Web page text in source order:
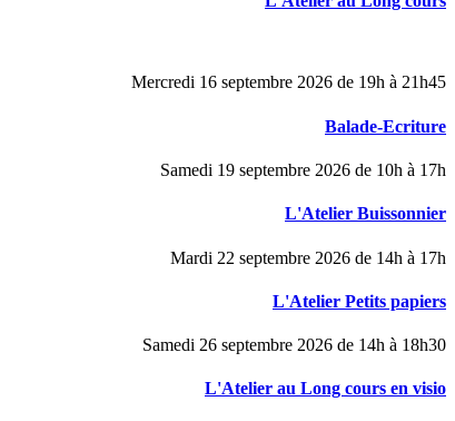
Mercredi 16 septembre 2026 de 19h à 21h45
Balade-Ecriture
Samedi 19 septembre 2026 de 10h à 17h
L'Atelier Buissonnier
Mardi 22 septembre 2026 de 14h à 17h
L'Atelier Petits papiers
Samedi 26 septembre 2026 de 14h à 18h30
L'Atelier au Long cours en visio